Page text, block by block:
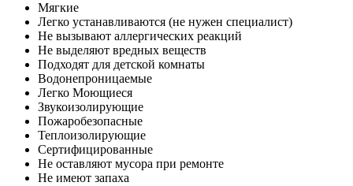
Мягкие
Легко устанавливаются (не нужен специалист)
Не вызывают аллергических реакций
Не выделяют вредных веществ
Подходят для детской комнаты
Водонепроницаемые
Легко Моющиеся
Звукоизолирующие
Пожаробезопасные
Теплоизолирующие
Сертифицированные
Не оставляют мусора при ремонте
Не имеют запаха